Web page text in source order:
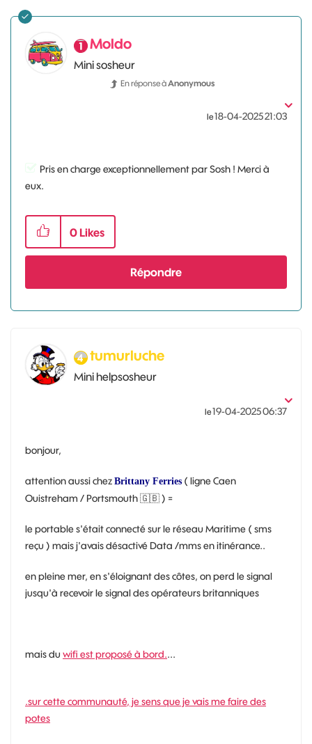
Moldo
Mini sosheur
En réponse àAnonymous
le‎18-04-202521:03
Pris en charge exceptionnellement par Sosh ! Merci à
eux.
0 Likes
Répondre
tumurluche
Mini helpsosheur
le‎19-04-202506:37
bonjour,
attention aussi chez Brittany Ferries ( ligne Caen
Ouistreham / Portsmouth🇬🇧) =
le portable s'était connecté sur le réseau Maritime ( sms
reçu ) mais j'avais désactivé Data /mms en itinérance..
en pleine mer, en s'éloignant des côtes, on perd le signal
jusqu'à recevoir le signal des opérateurs britanniques
mais du wifi est proposé à bord....
.sur cette communauté, je sens que je vais me faire des
potes